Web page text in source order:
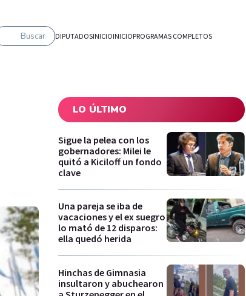
Buscar DIPUTADOSINICIOINICIOPROGRAMAS COMPLETOS
LO ÚLTIMO
Sigue la pelea con los
gobernadores: Milei le
quitó a Kiciloff un fondo
clave
Una pareja se iba de
vacaciones y el ex suegro
lo mató de 12 disparos:
ella quedó herida
Hinchas de Gimnasia
insultaron y abuchearon